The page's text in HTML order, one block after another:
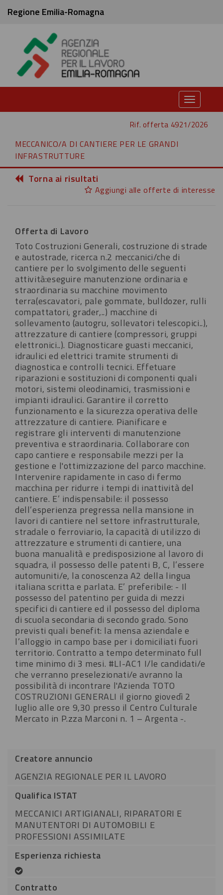
Regione Emilia-Romagna
Toggle
Rif. offerta 4921/2026
MECCANICO/A DI CANTIERE PER LE GRANDI
INFRASTRUTTURE
Torna ai risultati
Aggiungi alle offerte di interesse
Offerta di Lavoro
Toto Costruzioni Generali, costruzione di strade
e autostrade, ricerca n.2 meccanici/che di
cantiere per lo svolgimento delle seguenti
attività:eseguire manutenzione ordinaria e
straordinaria su macchine movimento
terra(escavatori, pale gommate, bulldozer, rulli
compattatori, grader,..) macchine di
sollevamento (autogru, sollevatori telescopici..),
attrezzature di cantiere (compressori, gruppi
elettronici..). Diagnosticare guasti meccanici,
idraulici ed elettrici tramite strumenti di
diagnostica e controlli tecnici. Effetuare
riparazioni e sostituzioni di componenti quali
motori, sistemi oleodinamici, trasmissioni e
impianti idraulici. Garantire il corretto
funzionamento e la sicurezza operativa delle
attrezzature di cantiere. Pianificare e
registrare gli interventi di manutenzione
preventiva e straordinaria. Collaborare con
capo cantiere e responsabile mezzi per la
gestione e l'ottimizzazione del parco macchine.
Intervenire rapidamente in caso di fermo
macchina per ridurre i tempi di inattività del
cantiere. E’ indispensabile: il possesso
dell’esperienza pregressa nella mansione in
lavori di cantiere nel settore infrastrutturale,
stradale o ferroviario, la capacità di utilizzo di
attrezzature e strumenti di cantiere, una
buona manualità e predisposizione al lavoro di
squadra, il possesso delle patenti B, C, l’essere
automuniti/e, la conoscenza A2 della lingua
italiana scritta e parlata. E’ preferibile: - Il
possesso del patentino per guida di mezzi
specifici di cantiere ed il possesso del diploma
di scuola secondaria di secondo grado. Sono
previsti quali benefit: la mensa aziendale e
l’alloggio in campo base per i domiciliati fuori
territorio. Contratto a tempo determinato full
time minimo di 3 mesi. #LI-AC1 I/le candidati/e
che verranno preselezionati/e avranno la
possibilità di incontrare l'Azienda TOTO
COSTRUZIONI GENERALI il giorno giovedì 2
luglio alle ore 9,30 presso il Centro Culturale
Mercato in P.zza Marconi n. 1 – Argenta -.
Creatore annuncio
AGENZIA REGIONALE PER IL LAVORO
Qualifica ISTAT
MECCANICI ARTIGIANALI, RIPARATORI E
MANUTENTORI DI AUTOMOBILI E
PROFESSIONI ASSIMILATE
Esperienza richiesta
Contratto